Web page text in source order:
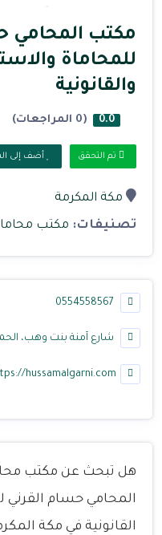
مكتب المحامي
للمحاماة
والقانونية
0.0 (0 المراجعات)
تم التحقق أضف إلى
مكة المكرمة
تصنيفات: مكتب
شارع آمنة بنت وهب،
hussamalgarni.com
هل تبحث عن مكتب
المحامي حسام القرني
القانونية في مكة